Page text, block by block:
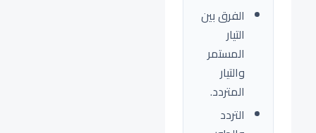
الفرق بين
التيار
المستمر
والتيار
المتردد.
التردد